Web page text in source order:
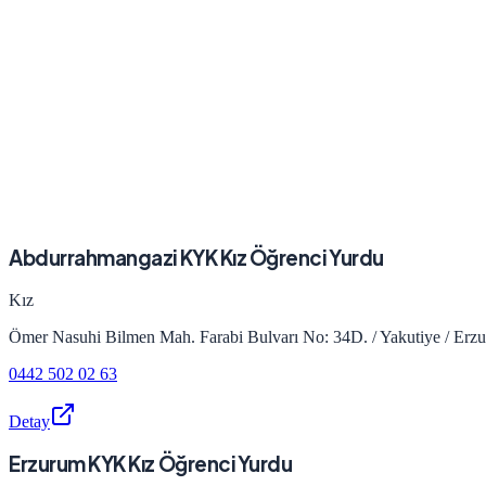
Abdurrahmangazi KYK Kız Öğrenci Yurdu
Kız
Ömer Nasuhi Bilmen Mah. Farabi Bulvarı No: 34D. / Yakutiye /
0442 502 02 63
Detay
Erzurum KYK Kız Öğrenci Yurdu